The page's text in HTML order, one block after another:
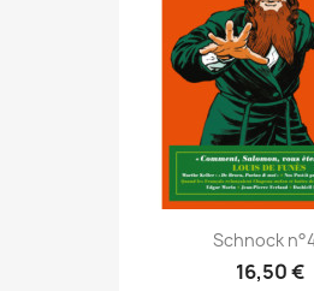
Schnock
16,50 €